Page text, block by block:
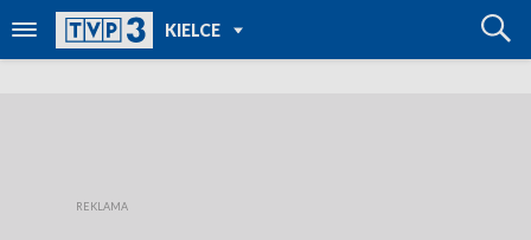
KIELCE
TVP REGIONY